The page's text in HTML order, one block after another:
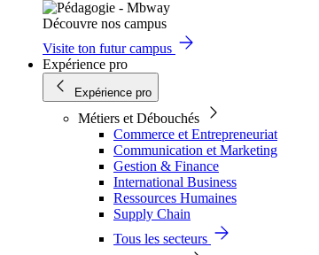
Découvre nos campus
Visite ton futur campus
Expérience pro
Expérience pro
Métiers et Débouchés
Commerce et Entrepreneuriat
Communication et Marketing
Gestion & Finance
International Business
Ressources Humaines
Supply Chain
Tous les secteurs